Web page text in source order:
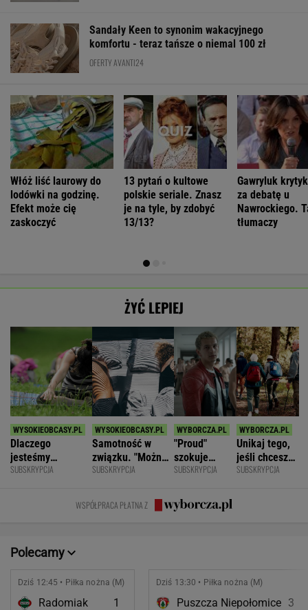
Sandały Keen to synonim wakacyjnego
komfortu - teraz tańsze o niemal 100 zł
OFERTY AVANTI24
Włóż liść laurowy do
lodówki na godzinę.
Efekt może cię
zaskoczyć
13 pytań o kultowe
polskie seriale. Znasz
je na tyle, by zdobyć
13/13?
Gawryluk
za debatę u
Nawrockiego.
tłumaczy
ŻYĆ LEPIEJ
Dlaczego
jesteśmy
permanentnie
SUBSKRYPCJA
Samotność w
związku. "Można
być kochaną i
się samotną"
SUBSKRYPCJA
"Proud"
szokuje
odważnymi
Rozmawiamy
z twórcami
SUBSKRYPCJA
Unikaj tego,
jeśli chcesz
znacznie
SUBSKRYPCJA
WSPÓŁPRACA PŁATNA Z
Polecamy
Dziś 12:45 • Piłka nożna (M)
Radomiak
1
Dziś 13:30 • Piłka nożna (M)
Puszcza Niepołomice 3